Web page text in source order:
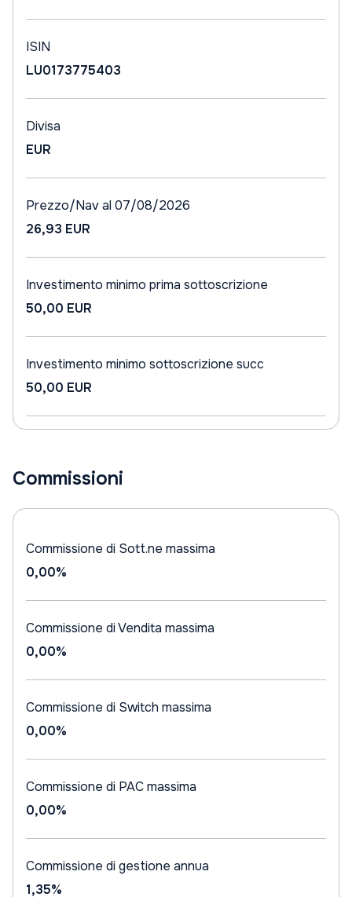
ISIN
LU0173775403
Divisa
EUR
Prezzo/Nav al 07/08/2026
26,93 EUR
Investimento minimo prima sottoscrizione
50,00 EUR
Investimento minimo sottoscrizione succ
50,00 EUR
Commissioni
Commissione di Sott.ne massima
0,00%
Commissione di Vendita massima
0,00%
Commissione di Switch massima
0,00%
Commissione di PAC massima
0,00%
Commissione di gestione annua
1,35%